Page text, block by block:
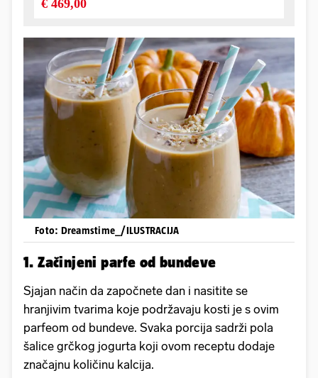
Foto: Dreamstime_/ILUSTRACIJA
1. Začinjeni parfe od bundeve
Sjajan način da započnete dan i nasitite se
hranjivim tvarima koje podržavaju kosti je s ovim
parfeom od bundeve. Svaka porcija sadrži pola
šalice grčkog jogurta koji ovom receptu dodaje
značajnu količinu kalcija.